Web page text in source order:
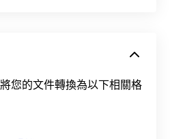
您的文件轉換為以下相關格